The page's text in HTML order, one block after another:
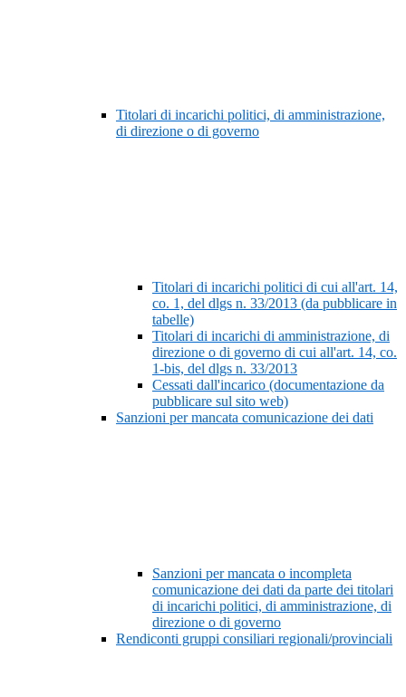
Titolari di incarichi politici, di amministrazione,
di direzione o di governo
Titolari di incarichi politici di cui all'art. 14,
co. 1, del dlgs n. 33/2013 (da pubblicare in
tabelle)
Titolari di incarichi di amministrazione, di
direzione o di governo di cui all'art. 14, co.
1-bis, del dlgs n. 33/2013
Cessati dall'incarico (documentazione da
pubblicare sul sito web)
Sanzioni per mancata comunicazione dei dati
Sanzioni per mancata o incompleta
comunicazione dei dati da parte dei titolari
di incarichi politici, di amministrazione, di
direzione o di governo
Rendiconti gruppi consiliari regionali/provinciali